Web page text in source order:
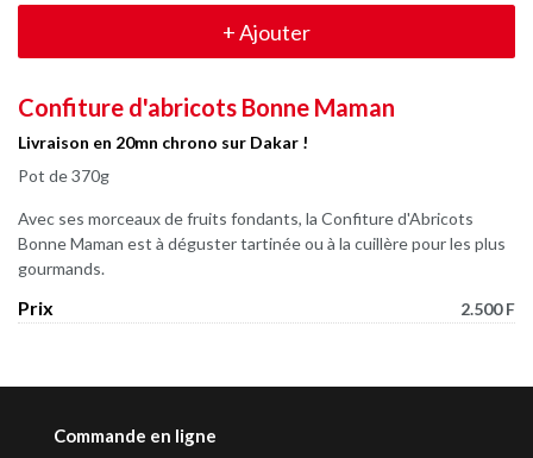
+Ajouter
Confiture d'abricots Bonne Maman
Livraison en 20mn chrono sur Dakar !
Pot de 370g
Avec ses morceaux de fruits fondants, la Confiture d'Abricots
Bonne Maman est à déguster tartinée ou à la cuillère pour les plus
gourmands.
Prix 2.500 F
Commande en ligne